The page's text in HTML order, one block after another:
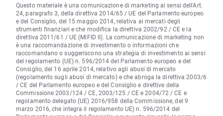
Questo materiale è una comunicazione di marketing ai sensi dell'Art.
24, paragrafo 3, della direttiva 2014/65 / UE del Parlamento europeo
e del Consiglio, del 15 maggio 2014, relativa ai mercati degli
strumenti finanziari e che modifica la direttiva 2002/92 / CE e la
direttiva 2011/61 / UE (MiFID II). La comunicazione di marketing non
è una raccomandazione di investimento o informazioni che
raccomandano o suggeriscono una strategia di investimento ai sensi
del regolamento (UE) n. 596/2014 del Parlamento europeo e del
Consiglio, del 16 aprile 2014, relativo agli abusi di mercato
(regolamento sugli abusi di mercato) e che abroga la direttiva 2003/6
/ CE del Parlamento europeo e del Consiglio e direttive della
Commissione 2003/124 / CE, 2003/125 / CE e 2004/72 / CE e
regolamento delegato (UE) 2016/958 della Commissione, del 9
marzo 2016, che integra il regolamento UE) n. 596/2014 del